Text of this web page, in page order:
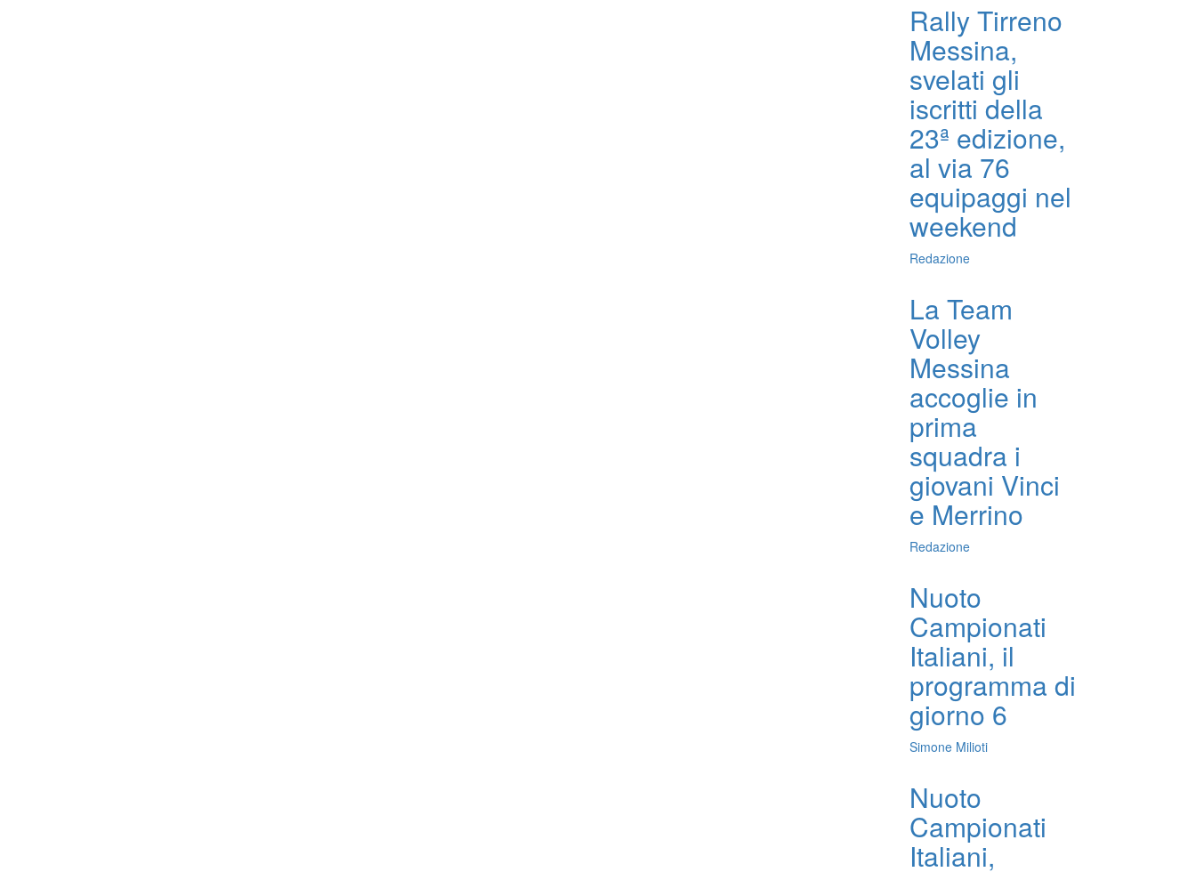
Rally Tirreno
Messina,
svelati gli
iscritti della
23ª edizione,
al via 76
equipaggi nel
weekend
Redazione
La Team
Volley
Messina
accoglie in
prima
squadra i
giovani Vinci
e Merrino
Redazione
Nuoto
Campionati
Italiani, il
programma di
giorno 6
Simone Milioti
Nuoto
Campionati
Italiani,